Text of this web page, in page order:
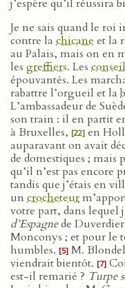
j’espère qu’il réussira
Je ne sais quand le roi
contre la chicane et la
au Palais, mais on en
les greffiers. Les
épouvantés. Les
rabattre l’orgueil et la
L’ambassadeur de
son train : il en partit
à Bruxelles, [22] en
auparavant on avait
de domestiques ; mais
qu’il n’est pas encore
tandis que j’étais en
un crocheteur
votre part, dans lequel
d’Espagnede Duverdier
Monconys ; et pour le
humbles. [5] M. Blondel
viendrait bientôt. [7]
est-il remarié ? Turpe